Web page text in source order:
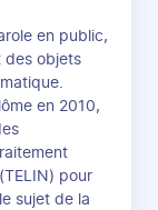
en public,
des objets
en 2010,
pour
sujet de la